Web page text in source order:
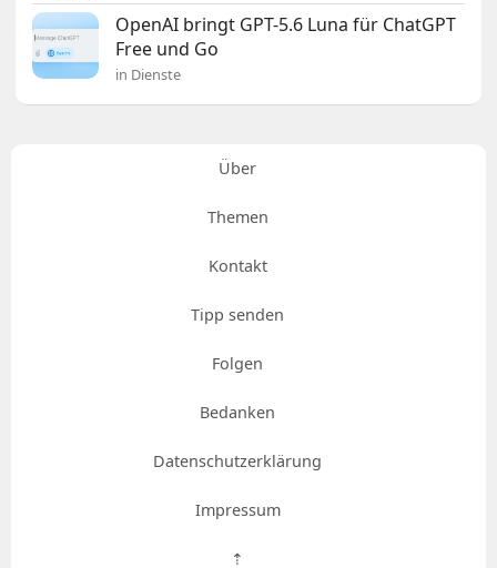
OpenAI bringt GPT-5.6 Luna für ChatGPT
Free und Go
in Dienste
Über
Themen
Kontakt
Tipp senden
Folgen
Bedanken
Datenschutzerklärung
Impressum
⇡